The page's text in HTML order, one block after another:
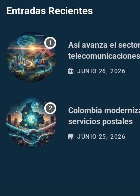
Entradas Recientes
Así avanza el
JUNIO 26, 2026
Colombia
servicios postales
JUNIO 25, 2026